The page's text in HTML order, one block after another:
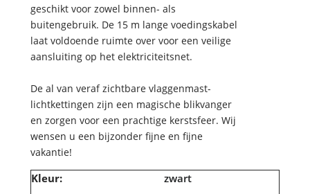
geschikt voor zowel binnen- als
buitengebruik. De 15 m lange voedingskabel
laat voldoende ruimte over voor een veilige
aansluiting op het elektriciteitsnet.
De al van veraf zichtbare vlaggenmast-
lichtkettingen zijn een magische blikvanger
en zorgen voor een prachtige kerstsfeer. Wij
wensen u een bijzonder fijne en fijne
vakantie!
Kleur:
zwart